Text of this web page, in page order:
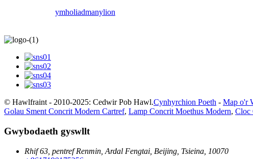
ymholiadmanylion
© Hawlfraint - 2010-2025: Cedwir Pob Hawl.Cynhyrchion Poeth - Map o'r
Golau Sment Concrit Modern Cartref, Lamp Concrit Moethus Modern, Cloc
Gwybodaeth gyswllt
Rhif 63, pentref Renmin, Ardal Fengtai, Beijing, Tsieina, 10070